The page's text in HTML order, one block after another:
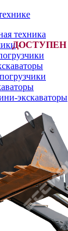
техника
-
экскаваторы